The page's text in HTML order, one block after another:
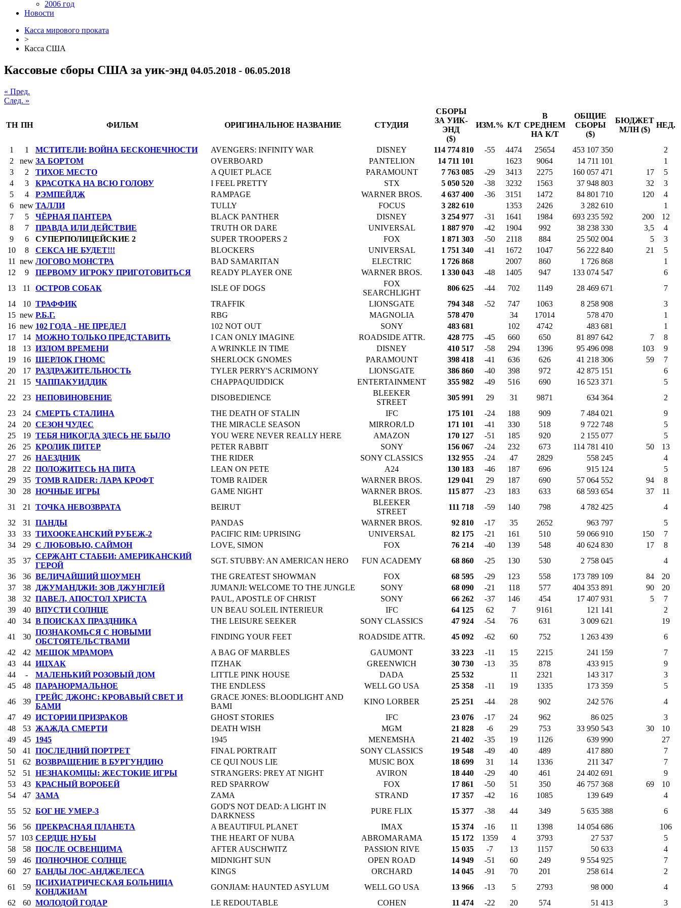
2006 год
Новости
Касса мирового проката
>
Касса США
Кассовые сборы США за уик-энд 04.05.2018 - 06.05.2018
« Пред.
След. »
ТН ПН ФИЛЬМ ОРИГИНАЛЬНОЕ НАЗВАНИЕ СТУДИЯ
СБОРЫ
ЗА УИК-
ЭНД
($)
ИЗМ.% К/Т
В
СРЕДНЕМ
НА К/Т
ОБЩИЕ
СБОРЫ
($)
БЮДЖЕТ
МЛН ($)
НЕД.
1 1 МСТИТЕЛИ: ВОЙНА БЕСКОНЕЧНОСТИ AVENGERS: INFINITY WAR DISNEY 114 774 810 -55 4474 25654 453 107 350
2
2
new ЗА БОРТОМ OVERBOARD PANTELION 14 711 101 1623 9064 14 711 101
1
3
2 ТИХОЕ МЕСТО A QUIET PLACE PARAMOUNT 7 763 085 -29 3413 2275 160 057 471 17
5
4
3 КРАСОТКА НА ВСЮ ГОЛОВУ I FEEL PRETTY STX 5 050 520 -38 3232 1563 37 948 803 32
3
5
4 РЭМПЕЙДЖ RAMPAGE WARNER BROS. 4 637 400 -36 3151 1472 84 801 710 120
4
6
new ТАЛЛИ TULLY FOCUS 3 282 610 1353 2426 3 282 610
1
7
5 ЧЁРНАЯ ПАНТЕРА BLACK PANTHER DISNEY 3 254 977 -31 1641 1984 693 235 592 200
12
8
7 ПРАВДА ИЛИ ДЕЙСТВИЕ TRUTH OR DARE UNIVERSAL 1 887 970 -42 1904 992 38 238 330 3,5
4
9
6 СУПЕРПОЛИЦЕЙСКИЕ 2 SUPER TROOPERS 2 FOX 1 871 303 -50 2118 884 25 502 004 5
3
10
8 СЕКСА НЕ БУДЕТ!!! BLOCKERS UNIVERSAL 1 751 340 -41 1672 1047 56 222 840 21
5
11
new ЛОГОВО МОНСТРА BAD SAMARITAN ELECTRIC 1 726 868 2007 860 1 726 868
1
12
9 ПЕРВОМУ ИГРОКУ ПРИГОТОВИТЬСЯ READY PLAYER ONE WARNER BROS. 1 330 043 -48 1405 947 133 074 547
6
13
11 ОСТРОВ СОБАК ISLE OF DOGS
FOX
SEARCHLIGHT
806 625 -44 702 1149 28 469 671
7
14
10 ТРАФФИК TRAFFIK LIONSGATE 794 348 -52 747 1063 8 258 908
3
15 new Р.Б.Г. RBG MAGNOLIA 578 470 34 17014 578 470
1
16 new 102 ГОДА - НЕ ПРЕДЕЛ 102 NOT OUT SONY 483 681 102 4742 483 681
1
17
14 МОЖНО ТОЛЬКО ПРЕДСТАВИТЬ I CAN ONLY IMAGINE ROADSIDE ATTR. 428 775 -45 660 650 81 897 642 7
8
18
13 ИЗЛОМ ВРЕМЕНИ A WRINKLE IN TIME DISNEY 410 517 -58 294 1396 95 496 098 103
9
19
16 ШЕРЛОК ГНОМС SHERLOCK GNOMES PARAMOUNT 398 418 -41 636 626 41 218 306 59
7
20
17 РАЗДРАЖИТЕЛЬНОСТЬ TYLER PERRY'S ACRIMONY LIONSGATE 386 860 -40 398 972 42 875 151
6
21
15 ЧАППАКУИДДИК CHAPPAQUIDDICK ENTERTAINMENT 355 982 -49 516 690 16 523 371
5
22
23 НЕПОВИНОВЕНИЕ DISOBEDIENCE
BLEEKER
STREET
305 991 29 31 9871 634 364
2
23
24 СМЕРТЬ СТАЛИНА THE DEATH OF STALIN IFC 175 101 -24 188 909 7 484 021
9
24
20 СЕЗОН ЧУДЕС THE MIRACLE SEASON MIRROR/LD 171 101 -41 330 518 9 722 748
5
25
19 ТЕБЯ НИКОГДА ЗДЕСЬ НЕ БЫЛО YOU WERE NEVER REALLY HERE AMAZON 170 127 -51 185 920 2 155 077
5
26
25 КРОЛИК ПИТЕР PETER RABBIT SONY 156 067 -24 232 673 114 781 410 50
13
27
26 НАЕЗДНИК THE RIDER SONY CLASSICS 132 955 -24 47 2829 558 245
4
28
22 ПОЛОЖИТЕСЬ НА ПИТА LEAN ON PETE A24 130 183 -46 187 696 915 124
5
29
35 TOMB RAIDER: ЛАРА КРОФТ TOMB RAIDER WARNER BROS. 129 041 29 187 690 57 064 552 94
8
30
28 НОЧНЫЕ ИГРЫ GAME NIGHT WARNER BROS. 115 877 -23 183 633 68 593 654 37
11
31
21 ТОЧКА НЕВОЗВРАТА BEIRUT
BLEEKER
STREET
111 718 -59 140 798 4 782 425
4
32
31 ПАНДЫ PANDAS WARNER BROS. 92 810 -17 35 2652 963 797
5
33
33 ТИХООКЕАНСКИЙ РУБЕЖ-2 PACIFIC RIM: UPRISING UNIVERSAL 82 175 -21 161 510 59 066 910 150
7
34
29 С ЛЮБОВЬЮ, САЙМОН LOVE, SIMON FOX 76 214 -40 139 548 40 624 830 17
8
35
37
СЕРЖАНТ СТАББИ: АМЕРИКАНСКИЙ
ГЕРОЙ
SGT. STUBBY: AN AMERICAN HERO FUN ACADEMY 68 860 -25 130 530 2 758 045
4
36
36 ВЕЛИЧАЙШИЙ ШОУМЕН THE GREATEST SHOWMAN FOX 68 595 -29 123 558 173 789 109 84
20
37
38 ДЖУМАНДЖИ: ЗОВ ДЖУНГЛЕЙ JUMANJI: WELCOME TO THE JUNGLE SONY 68 090 -21 118 577 404 353 891 90
20
38
32 ПАВЕЛ, АПОСТОЛ ХРИСТА PAUL, APOSTLE OF CHRIST SONY 66 262 -37 146 454 17 407 931 5
7
39
40 ВПУСТИ СОЛНЦЕ UN BEAU SOLEIL INTERIEUR IFC 64 125 62 7 9161 121 141
2
40
34 В ПОИСКАХ ПРАЗДНИКА THE LEISURE SEEKER SONY CLASSICS 47 924 -54 76 631 3 009 621
19
41
30
ПОЗНАКОМЬСЯ С НОВЫМИ
ОБСТОЯТЕЛЬСТВАМИ
FINDING YOUR FEET ROADSIDE ATTR. 45 092 -62 60 752 1 263 439
6
42
42 МЕШОК МРАМОРА A BAG OF MARBLES GAUMONT 33 223 -11 15 2215 241 159
7
43
44 ИЦХАК ITZHAK GREENWICH 30 730 -13 35 878 433 915
9
44
- МАЛЕНЬКИЙ РОЗОВЫЙ ДОМ LITTLE PINK HOUSE DADA 25 532 11 2321 143 317
3
45
48 ПАРАНОРМАЛЬНОЕ THE ENDLESS WELL GO USA 25 358 -11 19 1335 173 359
5
46
39
ГРЕЙС ДЖОНС: КРОВАВЫЙ СВЕТ И
БАМИ
GRACE JONES: BLOODLIGHT AND
BAMI
KINO LORBER 25 251 -44 28 902 242 576
4
47
49 ИСТОРИИ ПРИЗРАКОВ GHOST STORIES IFC 23 076 -17 24 962 86 025
3
48
53 ЖАЖДА СМЕРТИ DEATH WISH MGM 21 828 -6 29 753 33 950 543 30
10
49
45 1945 1945 MENEMSHA 21 402 -35 19 1126 639 990
27
50
41 ПОСЛЕДНИЙ ПОРТРЕТ FINAL PORTRAIT SONY CLASSICS 19 548 -49 40 489 417 880
7
51
62 ВОЗВРАЩЕНИЕ В БУРГУНДИЮ CE QUI NOUS LIE MUSIC BOX 18 699 31 14 1336 211 347
7
52
51 НЕЗНАКОМЦЫ: ЖЕСТОКИЕ ИГРЫ STRANGERS: PREY AT NIGHT AVIRON 18 440 -29 40 461 24 402 691
9
53
43 КРАСНЫЙ ВОРОБЕЙ RED SPARROW FOX 17 861 -50 51 350 46 757 368 69
10
54
47 ЗАМА ZAMA STRAND 17 357 -42 16 1085 139 649
4
55
52 БОГ НЕ УМЕР-3
GOD'S NOT DEAD: A LIGHT IN
DARKNESS
PURE FLIX 15 377 -38 44 349 5 635 388
6
56
56 ПРЕКРАСНАЯ ПЛАНЕТА A BEAUTIFUL PLANET IMAX 15 374 -16 11 1398 14 054 686
106
57
103 СЕРДЦЕ НУБЫ THE HEART OF NUBA ABROMARAMA 15 172 1359 4 3793 27 537
5
58
58 ПОСЛЕ ОСВЕНЦИМА AFTER AUSCHWITZ PASSION RIVE 15 035 -7 13 1157 50 633
4
59
46 ПОЛНОЧНОЕ СОЛНЦЕ MIDNIGHT SUN OPEN ROAD 14 949 -51 60 249 9 554 925
7
60
27 БАНДЫ ЛОС-АНДЖЕЛЕСА KINGS ORCHARD 14 045 -91 70 201 258 614
2
61
59
ПСИХИАТРИЧЕСКАЯ БОЛЬНИЦА
КОНДЖИАМ
GONJIAM: HAUNTED ASYLUM WELL GO USA 13 966 -13 5 2793 98 000
4
62
60 МОЛОДОЙ ГОДАР LE REDOUTABLE COHEN 11 474 -22 20 574 51 413 3